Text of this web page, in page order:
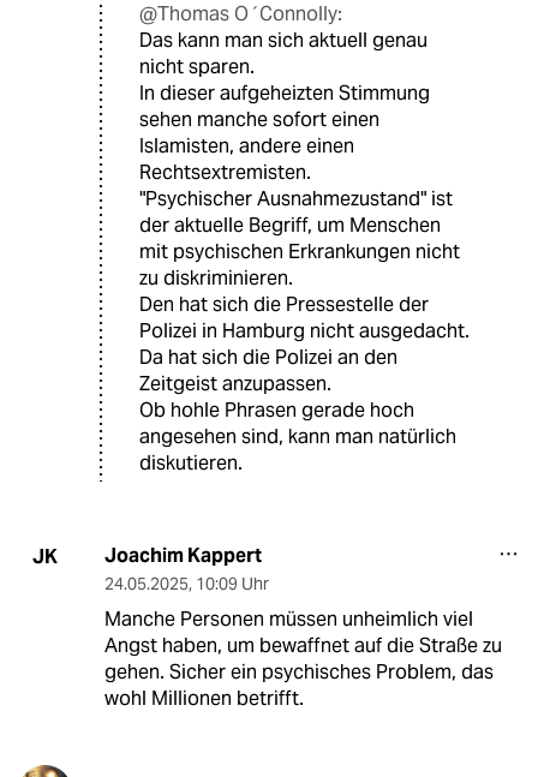
@Thomas O´Connolly:
Das kann man sich aktuell genau
nicht sparen.
In dieser aufgeheizten Stimmung
sehen manche sofort einen
Islamisten, andere einen
Rechtsextremisten.
"Psychischer Ausnahmezustand" ist
der aktuelle Begriff, um Menschen
mit psychischen Erkrankungen nicht
zu diskriminieren.
Den hat sich die Pressestelle der
Polizei in Hamburg nicht ausgedacht.
Da hat sich die Polizei an den
Zeitgeist anzupassen.
Ob hohle Phrasen gerade hoch
angesehen sind, kann man natürlich
diskutieren.
JK Joachim Kappert
24.05.2025, 10:09 Uhr
Manche Personen müssen unheimlich viel
Angst haben, um bewaffnet auf die Straße zu
gehen. Sicher ein psychisches Problem, das
wohl Millionen betrifft.